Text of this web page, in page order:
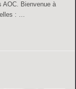
AOC. Bienvenue à
: …